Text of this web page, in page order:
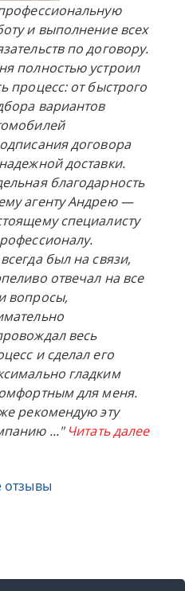
и выполнение всех
по договору.
полностью устроил
процесс: от быстрого
вариантов
договора
доставки.
благодарность
агенту Андрею —
специалисту
был на связи,
отвечал на все
вопросы,
весь
и сделал его
гладким
для меня.
рекомендую эту
..." Читать далее
отзывы